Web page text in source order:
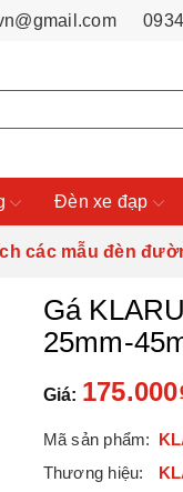
Đèn xe đạp
các mẫu đèn
Gá
25mm-
Giá:
Mã sản phẩm:
Thương hiệu: